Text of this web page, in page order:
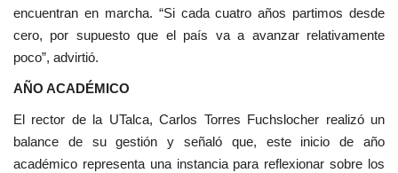
encuentran en marcha. “Si cada cuatro años partimos desde
cero, por supuesto que el país va a avanzar relativamente
poco”, advirtió.
AÑO ACADÉMICO
El rector de la UTalca, Carlos Torres Fuchslocher realizó un
balance de su gestión y señaló que, este inicio de año
académico representa una instancia para reflexionar sobre los